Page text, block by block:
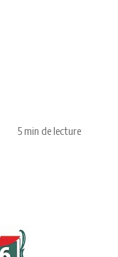
5 min de lecture